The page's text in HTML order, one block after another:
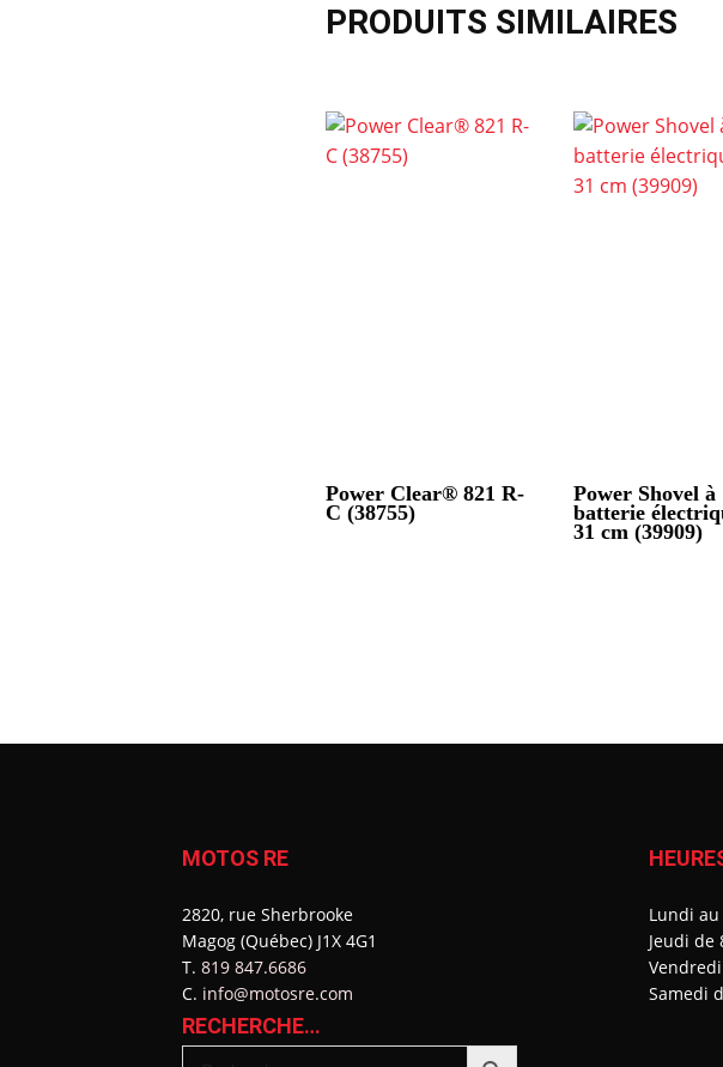
PRODUITS SIMILAIRES
Power Clear® 821 R-
C (38755)
Power Shovel à
batterie
31 cm (39909)
MOTOS RE
2820, rue Sherbrooke
Magog (Québec) J1X 4G1
T. 819 847.6686
C. info@motosre.com
RECHERCHE…
Lundi
Jeudi de
Samedi